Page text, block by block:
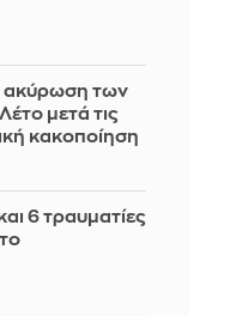
ακύρωση των
μετά τις
κακοποίηση
6 τραυματίες